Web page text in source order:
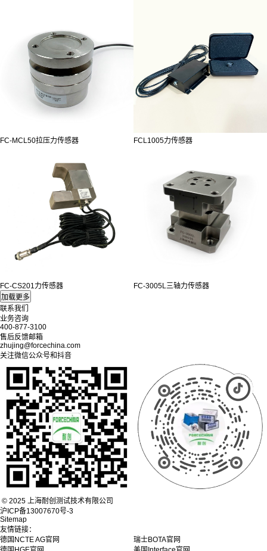
FC-MCL50拉压力传感器 FCL1005力传感器
FC-CS201力传感器 FC-3005L三轴力传感器
联系我们
业务咨询
400-877-3100
售后反馈邮箱
zhujing@forcechina.com
关注微信公众号和抖音
© 2025 上海耐创测试技术有限公司
沪ICP备13007670号-3
Sitemap
友情链接：
德国NCTE AG官网
瑞士BOTA官网